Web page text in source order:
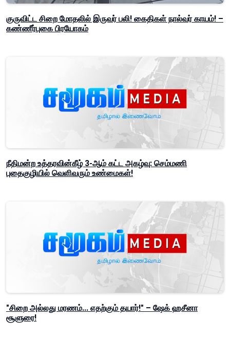
குருவிட்ட சிறை மோதலில் இருவர் பலி! கைதிகள் நால்வர் காயம்! –
கண்ணீர்புகை பிரயோகம்
நீதிமன்ற உத்தரவின்கீழ் 3-ஆம் கட்ட அகழ்வு: செம்மணி
புதைகுழியில் வெளிவரும் உண்மைகள்!
"சிறை அல்லது மரணம்... எதற்கும் தயார்!" – ஷேக் ஹசீனா
சூளுரை!